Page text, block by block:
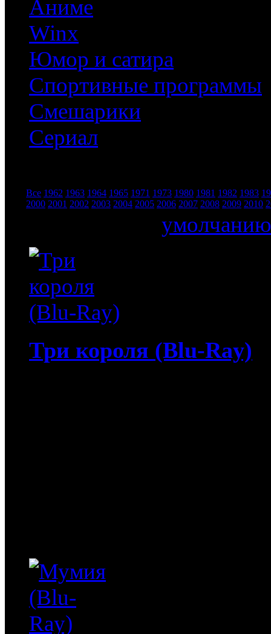
Аниме
Winx
Юмор и сатира
Спортивные программы
Смешарики
Сериал
Все 1962 1963 1964 1965 1971 1973 1980 1981 1982 1983
2000 2001 2002 2003 2004 2005 2006 2007 2008 2009 2010
умолчанию
Три короля (Blu-Ray)